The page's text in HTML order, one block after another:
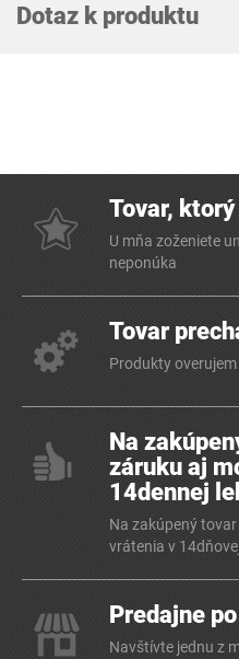
Dotaz k produktu
Tovar,
U mňa zoženiete
neponúka
Tovar
Produkty
Na
záruku aj
14dennej
Na zakúpený
vrátenia v
Predajne
Navštívte jednu z